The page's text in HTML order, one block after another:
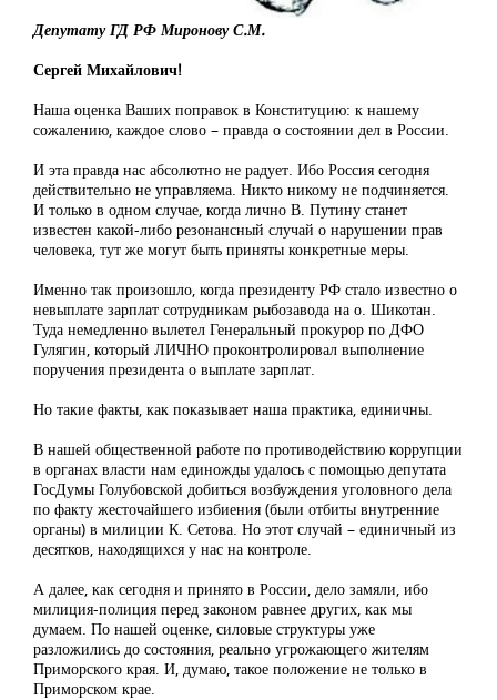
Депутату ГД РФ Миронову С.М.
Сергей Михайлович!
Наша оценка Ваших поправок в Конституцию: к нашему
сожалению, каждое слово – правда о состоянии дел в России.
И эта правда нас абсолютно не радует. Ибо Россия сегодня
действительно не управляема. Никто никому не подчиняется.
И только в одном случае, когда лично В. Путину станет
известен какой-либо резонансный случай о нарушении прав
человека, тут же могут быть приняты конкретные меры.
Именно так произошло, когда президенту РФ стало известно о
невыплате зарплат сотрудникам рыбозавода на о. Шикотан.
Туда немедленно вылетел Генеральный прокурор по ДФО
Гулягин, который ЛИЧНО проконтролировал выполнение
поручения президента о выплате зарплат.
Но такие факты, как показывает наша практика, единичны.
В нашей общественной работе по противодействию коррупции
в органах власти нам единожды удалось с помощью депутата
ГосДумы Голубовской добиться возбуждения уголовного дела
по факту жесточайшего избиения (были отбиты внутренние
органы) в милиции К. Сетова. Но этот случай – единичный из
десятков, находящихся у нас на контроле.
А далее, как сегодня и принято в России, дело замяли, ибо
милиция-полиция перед законом равнее других, как мы
думаем. По нашей оценке, силовые структуры уже
разложились до состояния, реально угрожающего жителям
Приморского края. И, думаю, такое положение не только в
Приморском крае.